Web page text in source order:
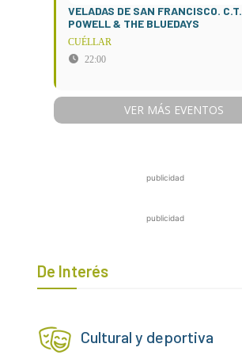
VELADAS DE SAN FRANCISCO. C.T.
POWELL & THE BLUEDAYS
CUÉLLAR
22:00
VER MÁS EVENTOS
publicidad
publicidad
De Interés
Cultural y deportiva